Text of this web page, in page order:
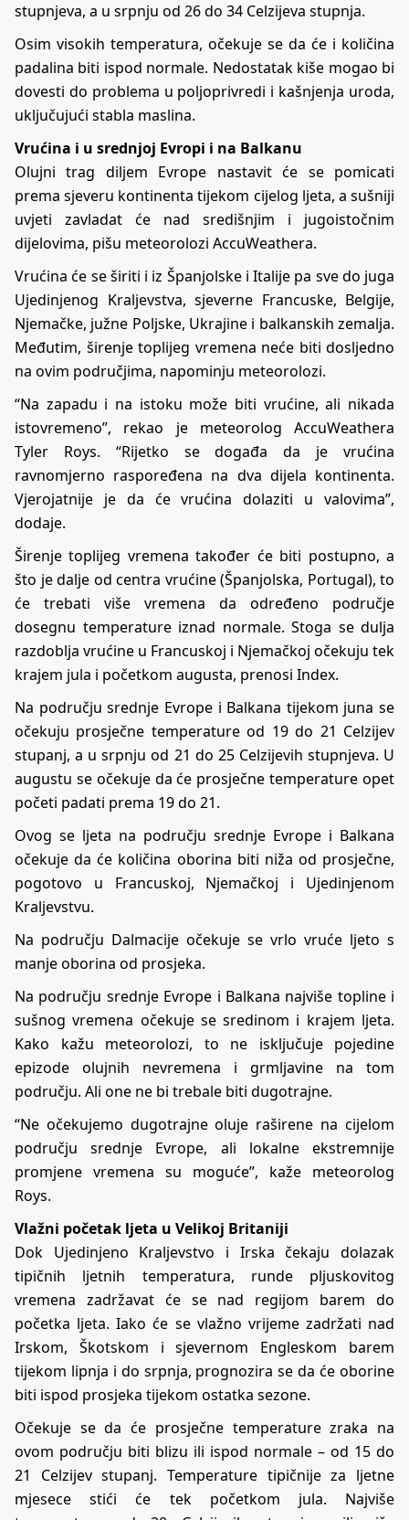
stupnjeva, a u srpnju od 26 do 34 Celzijeva stupnja.
Osim visokih temperatura, očekuje se da će i količina
padalina biti ispod normale. Nedostatak kiše mogao bi
dovesti do problema u poljoprivredi i kašnjenja uroda,
uključujući stabla maslina.
Vrućina i u srednjoj Evropi i na Balkanu
Olujni trag diljem Evrope nastavit će se pomicati
prema sjeveru kontinenta tijekom cijelog ljeta, a sušniji
uvjeti zavladat će nad središnjim i jugoistočnim
dijelovima, pišu meteorolozi AccuWeathera.
Vrućina će se širiti i iz Španjolske i Italije pa sve do juga
Ujedinjenog Kraljevstva, sjeverne Francuske, Belgije,
Njemačke, južne Poljske, Ukrajine i balkanskih zemalja.
Međutim, širenje toplijeg vremena neće biti dosljedno
na ovim područjima, napominju meteorolozi.
“Na zapadu i na istoku može biti vrućine, ali nikada
istovremeno”, rekao je meteorolog AccuWeathera
Tyler Roys. “Rijetko se događa da je vrućina
ravnomjerno raspoređena na dva dijela kontinenta.
Vjerojatnije je da će vrućina dolaziti u valovima”,
dodaje.
Širenje toplijeg vremena također će biti postupno, a
što je dalje od centra vrućine (Španjolska, Portugal), to
će trebati više vremena da određeno područje
dosegnu temperature iznad normale. Stoga se dulja
razdoblja vrućine u Francuskoj i Njemačkoj očekuju tek
krajem jula i početkom augusta, prenosi Index.
Na području srednje Evrope i Balkana tijekom juna se
očekuju prosječne temperature od 19 do 21 Celzijev
stupanj, a u srpnju od 21 do 25 Celzijevih stupnjeva. U
augustu se očekuje da će prosječne temperature opet
početi padati prema 19 do 21.
Ovog se ljeta na području srednje Evrope i Balkana
očekuje da će količina oborina biti niža od prosječne,
pogotovo u Francuskoj, Njemačkoj i Ujedinjenom
Kraljevstvu.
Na području Dalmacije očekuje se vrlo vruće ljeto s
manje oborina od prosjeka.
Na području srednje Evrope i Balkana najviše topline i
sušnog vremena očekuje se sredinom i krajem ljeta.
Kako kažu meteorolozi, to ne isključuje pojedine
epizode olujnih nevremena i grmljavine na tom
području. Ali one ne bi trebale biti dugotrajne.
“Ne očekujemo dugotrajne oluje raširene na cijelom
području srednje Evrope, ali lokalne ekstremnije
promjene vremena su moguće”, kaže meteorolog
Roys.
Vlažni početak ljeta u Velikoj Britaniji
Dok Ujedinjeno Kraljevstvo i Irska čekaju dolazak
tipičnih ljetnih temperatura, runde pljuskovitog
vremena zadržavat će se nad regijom barem do
početka ljeta. Iako će se vlažno vrijeme zadržati nad
Irskom, Škotskom i sjevernom Engleskom barem
tijekom lipnja i do srpnja, prognozira se da će oborine
biti ispod prosjeka tijekom ostatka sezone.
Očekuje se da će prosječne temperature zraka na
ovom području biti blizu ili ispod normale – od 15 do
21 Celzijev stupanj. Temperature tipičnije za ljetne
mjesece stići će tek početkom jula. Najviše